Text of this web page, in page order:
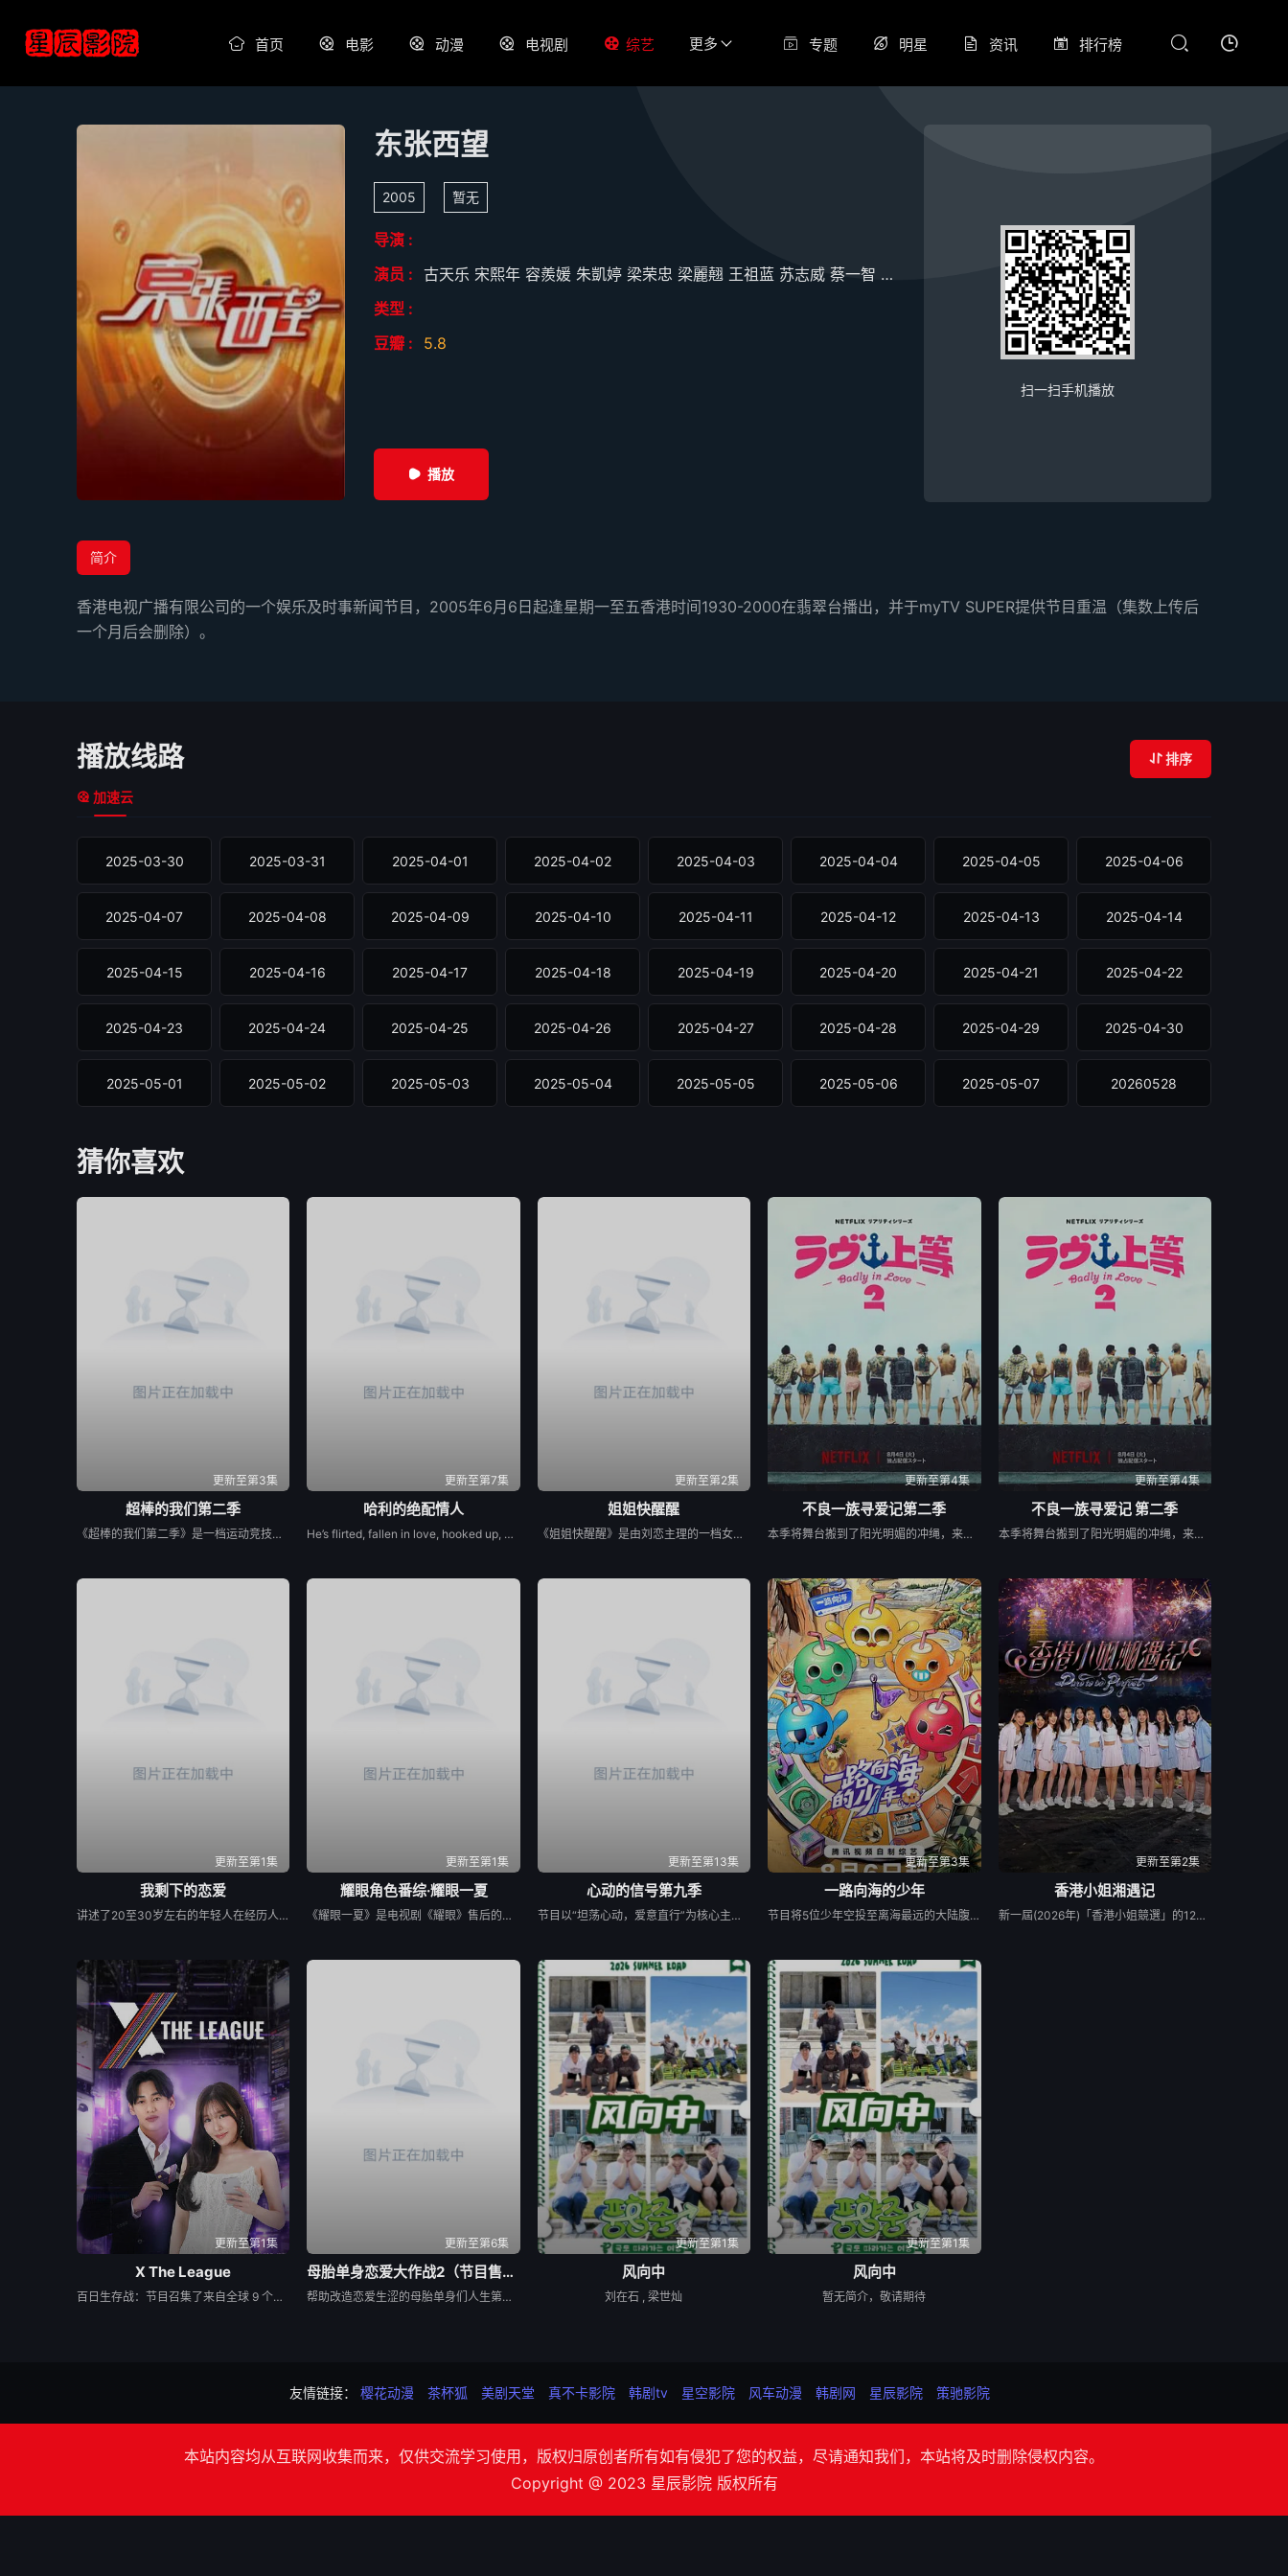
首页 电影 动漫 电视剧 综艺 更多 专题 明星 资讯 排行榜
东张西望
2005 暂无
导演 :
演员 : 古天乐 宋熙年 容羨媛 朱凱婷 梁荣忠 梁麗翹 王祖蓝 苏志威 蔡一智 蔡一杰 邓萃雯郑秀文陈倩扬
类型 :
豆瓣 :
5.8
播放
扫一扫手机播放
简介
香港电视广播有限公司的一个娱乐及时事新闻节目，2005年6月6日起逢星期一至五香港时间1930-2000在翡翠台播出，并于myTV SUPER提供节目重温（集数上传后
一个月后会删除）。
播放线路 排序
加速云
2025-03-30 2025-03-31 2025-04-01 2025-04-02 2025-04-03 2025-04-04 2025-04-05 2025-04-06
2025-04-07 2025-04-08 2025-04-09 2025-04-10 2025-04-11 2025-04-12 2025-04-13 2025-04-14
2025-04-15 2025-04-16 2025-04-17 2025-04-18 2025-04-19 2025-04-20 2025-04-21 2025-04-22
2025-04-23 2025-04-24 2025-04-25 2025-04-26 2025-04-27 2025-04-28 2025-04-29 2025-04-30
2025-05-01 2025-05-02 2025-05-03 2025-05-04 2025-05-05 2025-05-06 2025-05-07 20260528
20260613 20260616 20260617 20260618 20260619 20260620 20260622 20260623
20260630 20260701 20260702
20260707 20260710 20260713
20260721 20260725 20260728
20260805 20260806
猜你喜欢
更新至第3集
超棒的我们第二季
《超棒的我们第二季》是一档运动竞技成长类真人秀，集结多位棒球少年，以多维度考核争夺席位，层层比拼后选拔9位少年锁定首发，与强队对决。全程记录少年们从独自拼搏到凝聚团魂的成长，打造兼具竞技性与观赏性的青春成长纪实。
更新至第7集
哈利的绝配情人
He’s flirted, fallen in love, hooked up, and broken up. He’s even proposed with a candy ring. But now, in the new series Let’s Marry Harry, Harry Jowsey’s ready for the real thing. After traveling all across the Netflix Reality Universe in search of his soulmate (see: Too Hot to Handle and Perfect Match as evidence), Jowsey will date a new pool of potential matches in hopes of ...
更新至第2集
姐姐快醒醒
《姐姐快醒醒》是由刘恋主理的一档女性向视频播客节目，每期邀请一位有故事女性嘉宾来到刘恋家中，展开轻松、真实的朋友式对谈。节目围绕成长、关系、职场、情绪与人生选择等话题，呈现不同女性在聚光灯之外鲜活、有共鸣的一面。
更新至第4集
不良一族寻爱记第二季
本季将舞台搬到了阳光明媚的冲绳，来自日本各地的暴走族与不良男女齐聚新学校。他们将带着各自复杂的过去在海边展开共同生活，不仅直面碰撞的火花与羁绊，也在真挚的恋爱中寻求“人生重启”的蜕变。
更新至第4集
不良一族寻爱记 第二季
本季将舞台搬到了阳光明媚的冲绳，来自日本各地的暴走族与不良男女齐聚新学校。他们将带着各自复杂的过去在海边展开共同生活，不仅直面碰撞的火花与羁绊，也在真挚的恋爱中寻求“人生重启”的蜕变。
更新至第1集
我剩下的恋爱
讲述了20至30岁左右的年轻人在经历人生终点后，寻找真爱的故事。
更新至第1集
耀眼角色番综·耀眼一夏
《耀眼一夏》是电视剧《耀眼》售后的毕业角色番综，由关晓彤、李昀锐、毛俊杰、边天扬、王翰闻、高秋梓原班主演齐聚录制。扎扎亭的老朋友们陆续回来，大家一起笑闹，一起为那场筹备已久的毕业联欢晚会亮灯开场。两天一夜，从二人的精心准备到众人相聚——这场迟来的重聚，终于让那个夏天有了最耀眼的收尾。
更新至第13集
心动的信号第九季
节目以“坦荡心动，爱意直行”为核心主题，聚焦真诚直白的新式恋爱，告别无效拉扯，走进心动小屋，见证单身青年之间萌生的浪漫情愫。
更新至第3集
一路向海的少年
节目将5位少年空投至离海最远的大陆腹地，他们只有一辆车和一车椰子们，通过在途径补给站完成挑战任务，获取里程盲盒，一路向海，最终解锁终极目标地。这不仅是档公路远行节目，更是一场积蓄力量奔赴山海，在实践中探寻与体验的少年成长旅行真人秀。
更新至第2集
香港小姐湘遇记
新一屆(2026年)「香港小姐競選」的12位佳麗於湖南之旅分成三個小組，分別向「師姐」馮盈盈、黃嘉雯、陳懿德請教選美心得。 佳麗們會換上華麗漢服，在南岳里廟會民俗主題美食文化街區打卡爭艷；再穿著旗袍到著名地標「1944小鎮」參與巡遊；縱返到民宿稍歇，也會做好穿泳衣的準備踏入Q A環節。 長沙、衡陽還有更多景點，有待眾佳麗一一發掘，跟老師學習湘繡技巧；而刺激的激流漂流體驗，同樣在這趟旅程的行程列表之中。
更新至第1集
X The League
百日生存战：节目召集了来自全球 9 个国家（韩国、中国、日本、美国、泰国、越南、印度尼西亚、新加坡和马来西亚）的 40 位顶级网络红人和明星主播。八大国家队：选手们被划分为 8 支国家/地区代表队，在为期 100 天 的赛程中进行 5 轮高强度的带货淘汰赛
更新至第6集
母胎单身恋爱大作战2（节目售后）
帮助改造恋爱生涩的母胎单身们人生第一次恋爱的恋爱真人秀
更新至第1集
风向中
刘在石 , 梁世灿
更新至第1集
风向中
暂无简介，敬请期待
友情链接： 樱花动漫 茶杯狐 美剧天堂 真不卡影院 韩剧tv 星空影院 风车动漫 韩剧网 星辰影院 策驰影院
本站内容均从互联网收集而来，仅供交流学习使用，版权归原创者所有如有侵犯了您的权益，尽请通知我们，本站将及时删除侵权内容。
Copyright @ 2023 星辰影院 版权所有